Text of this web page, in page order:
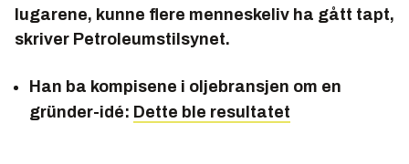
lugarene, kunne flere menneskeliv ha gått tapt,
skriver Petroleumstilsynet.
Han ba kompisene i oljebransjen om en
gründer-idé: Dette ble resultatet